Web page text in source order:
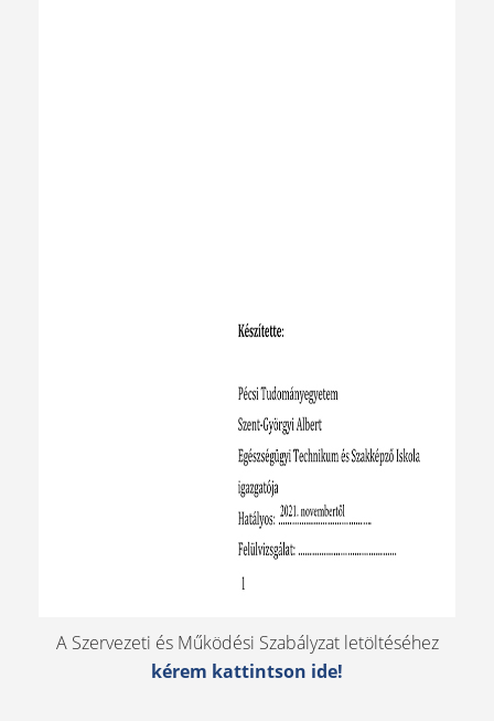
A Szervezeti és Működési Szabályzat letöltéséhez
kérem kattintson ide!